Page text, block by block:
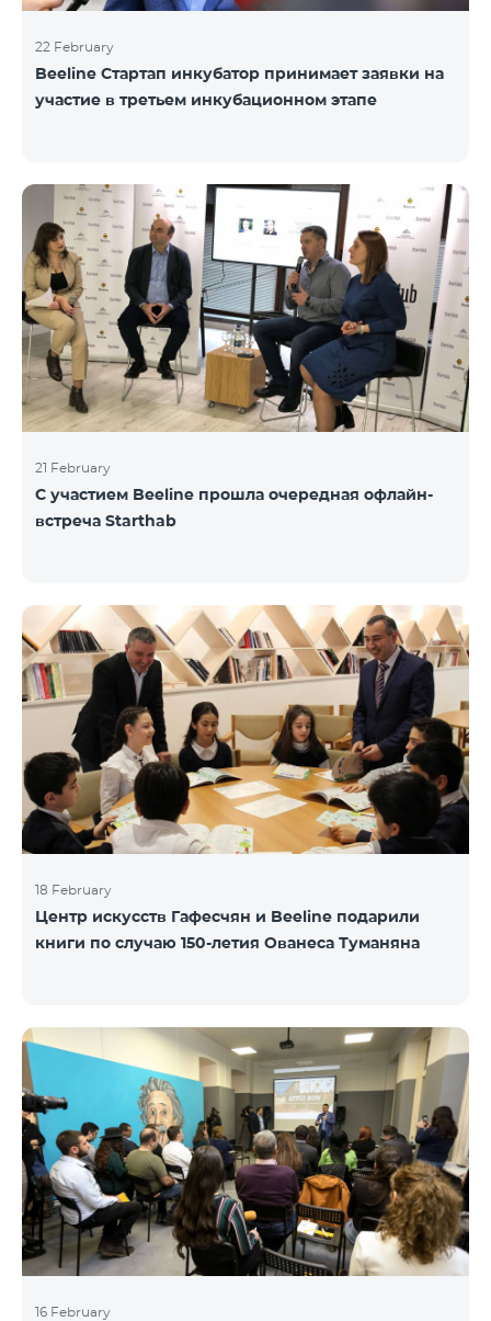
22 February
Beeline Стартап инкубатор принимает заявки на
участие в третьем инкубационном этапе
21 February
С участием Beeline прошла очередная офлайн-
встреча Starthab
18 February
Центр искусств Гафесчян и Beeline подарили
книги по случаю 150-летия Ованеса Туманяна
16 February